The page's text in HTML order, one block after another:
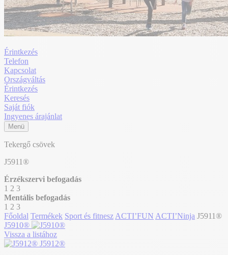
Érintkezés
Telefon
Kapcsolat
Országváltás
Érintkezés
Keresés
Saját fiók
Ingyenes árajánlat
Menü
Tekergő csövek
J5911®
Érzékszervi befogadás
1 2 3
Mentális befogadás
1 2 3
Főoldal Termékek Sport és fitnesz ACTI’FUN ACTI’Ninja J5911®
J5910®
Vissza a listához
J5912®